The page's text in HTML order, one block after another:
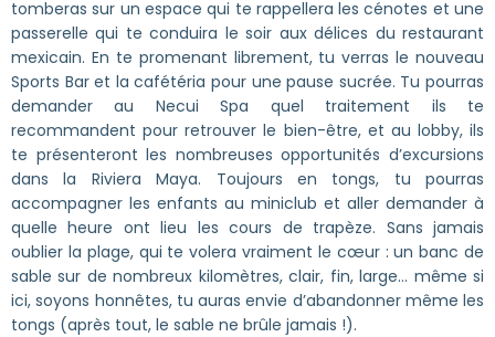
tomberas sur un espace qui te rappellera les cénotes et une
passerelle qui te conduira le soir aux délices du restaurant
mexicain. En te promenant librement, tu verras le nouveau
Sports Bar et la cafétéria pour une pause sucrée. Tu pourras
demander au Necui Spa quel traitement ils te
recommandent pour retrouver le bien-être, et au lobby, ils
te présenteront les nombreuses opportunités d’excursions
dans la Riviera Maya. Toujours en tongs, tu pourras
accompagner les enfants au miniclub et aller demander à
quelle heure ont lieu les cours de trapèze. Sans jamais
oublier la plage, qui te volera vraiment le cœur : un banc de
sable sur de nombreux kilomètres, clair, fin, large… même si
ici, soyons honnêtes, tu auras envie d’abandonner même les
tongs (après tout, le sable ne brûle jamais !).